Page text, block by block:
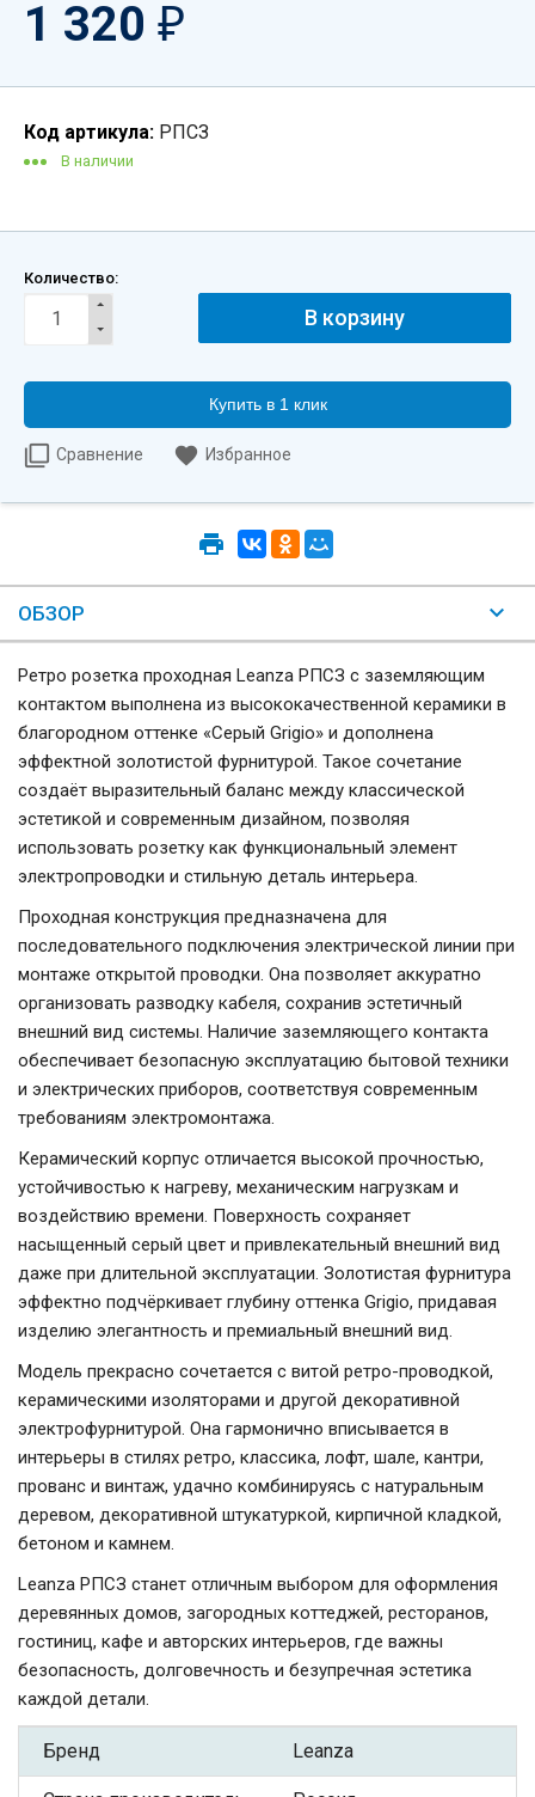
1 320 ₽
Код артикула: РПСЗ
В наличии
Количество:
Купить в 1 клик
Сравнение Избранное
ОБЗОР
Ретро розетка проходная Leanza РПСЗ с заземляющим
контактом выполнена из высококачественной керамики в
благородном оттенке «Серый Grigio» и дополнена
эффектной золотистой фурнитурой. Такое сочетание
создаёт выразительный баланс между классической
эстетикой и современным дизайном, позволяя
использовать розетку как функциональный элемент
электропроводки и стильную деталь интерьера.
Проходная конструкция предназначена для
последовательного подключения электрической линии при
монтаже открытой проводки. Она позволяет аккуратно
организовать разводку кабеля, сохранив эстетичный
внешний вид системы. Наличие заземляющего контакта
обеспечивает безопасную эксплуатацию бытовой техники
и электрических приборов, соответствуя современным
требованиям электромонтажа.
Керамический корпус отличается высокой прочностью,
устойчивостью к нагреву, механическим нагрузкам и
воздействию времени. Поверхность сохраняет
насыщенный серый цвет и привлекательный внешний вид
даже при длительной эксплуатации. Золотистая фурнитура
эффектно подчёркивает глубину оттенка Grigio, придавая
изделию элегантность и премиальный внешний вид.
Модель прекрасно сочетается с витой ретро-проводкой,
керамическими изоляторами и другой декоративной
электрофурнитурой. Она гармонично вписывается в
интерьеры в стилях ретро, классика, лофт, шале, кантри,
прованс и винтаж, удачно комбинируясь с натуральным
деревом, декоративной штукатуркой, кирпичной кладкой,
бетоном и камнем.
Leanza РПСЗ станет отличным выбором для оформления
деревянных домов, загородных коттеджей, ресторанов,
гостиниц, кафе и авторских интерьеров, где важны
безопасность, долговечность и безупречная эстетика
каждой детали.
Бренд Leanza